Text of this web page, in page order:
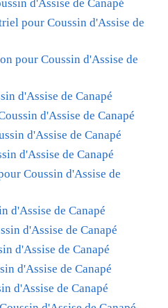
d'Assise de Canapé
pour Coussin d'Assise de
pour Coussin d'Assise de
d'Assise de Canapé
d'Assise de Canapé
d'Assise de Canapé
d'Assise de Canapé
Coussin d'Assise de
d'Assise de Canapé
d'Assise de Canapé
d'Assise de Canapé
d'Assise de Canapé
d'Assise de Canapé